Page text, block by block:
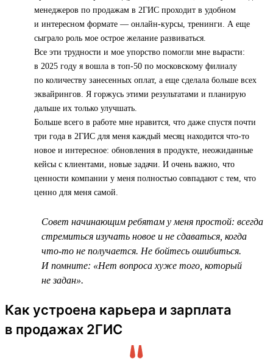
менеджеров по продажам в 2ГИС проходит в удобном
и интересном формате — онлайн-курсы, тренинги. А еще
сыграло роль мое острое желание развиваться.
Все эти трудности и мое упорство помогли мне вырасти:
в 2025 году я вошла в топ‑50 по московскому филиалу
по количеству занесенных оплат, а еще сделала больше всех
эквайрингов. Я горжусь этими результатами и планирую
дальше их только улучшать.
Больше всего в работе мне нравится, что даже спустя почти
три года в 2ГИС для меня каждый месяц находится что-то
новое и интересное: обновления в продукте, неожиданные
кейсы с клиентами, новые задачи. И очень важно, что
ценности компании у меня полностью совпадают с тем, что
ценно для меня самой.
Совет начинающим ребятам у меня простой: всегда
стремиться изучать новое и не сдаваться, когда
что-то не получается. Не бойтесь ошибиться.
И помните: «Нет вопроса хуже того, который
не задан».
Как устроена карьера и зарплата
в продажах 2ГИС